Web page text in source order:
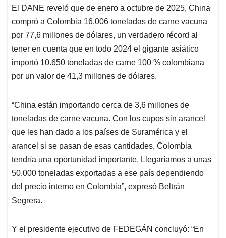
El DANE reveló que de enero a octubre de 2025, China
compró a Colombia 16.006 toneladas de carne vacuna
por 77,6 millones de dólares, un verdadero récord al
tener en cuenta que en todo 2024 el gigante asiático
importó 10.650 toneladas de carne 100 % colombiana
por un valor de 41,3 millones de dólares.
“China están importando cerca de 3,6 millones de
toneladas de carne vacuna. Con los cupos sin arancel
que les han dado a los países de Suramérica y el
arancel si se pasan de esas cantidades, Colombia
tendría una oportunidad importante. Llegaríamos a unas
50.000 toneladas exportadas a ese país dependiendo
del precio interno en Colombia”, expresó Beltrán
Segrera.
Y el presidente ejecutivo de FEDEGÁN concluyó: “En